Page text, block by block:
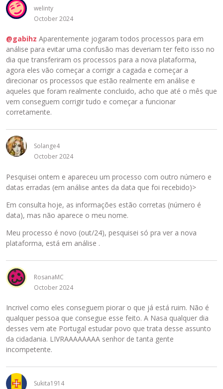
welinty
October 2024
@gabihz Aparentemente jogaram todos processos para em
análise para evitar uma confusão mas deveriam ter feito isso no
dia que transferiram os processos para a nova plataforma,
agora eles vão começar a corrigir a cagada e começar a
direcionar os processos que estão realmente em análise e
aqueles que foram realmente concluido, acho que até o mês que
vem conseguem corrigir tudo e começar a funcionar
corretamente.
Solange4
October 2024
Pesquisei ontem e apareceu um processo com outro número e
datas erradas (em análise antes da data que foi recebido)>
Em consulta hoje, as informações estão corretas (número é
data), mas não aparece o meu nome.
Meu processo é novo (out/24), pesquisei só pra ver a nova
plataforma, está em análise .
RosanaMC
October 2024
Incrivel como eles conseguem piorar o que já está ruim. Não é
qualquer pessoa que consegue esse feito. A Nasa qualquer dia
desses vem ate Portugal estudar povo que trata desse assunto
da cidadania. LIVRAAAAAAAA senhor de tanta gente
incompetente.
Sukita1914